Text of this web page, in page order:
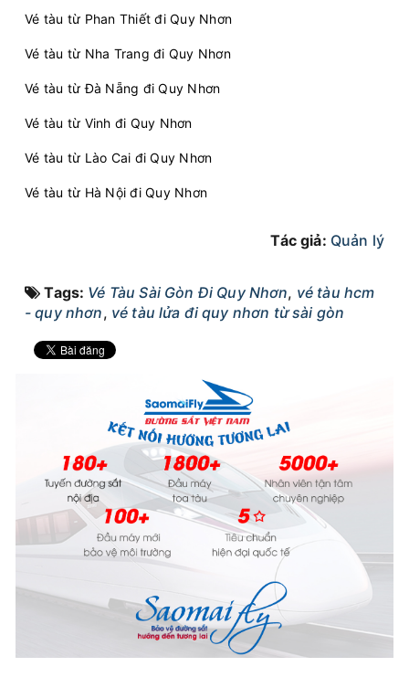
Vé tàu từ Phan Thiết đi Quy Nhơn
Vé tàu từ Nha Trang đi Quy Nhơn
Vé tàu từ Đà Nẵng đi Quy Nhơn
Vé tàu từ Vinh đi Quy Nhơn
Vé tàu từ Lào Cai đi Quy Nhơn
Vé tàu từ Hà Nội đi Quy Nhơn
Tác giả: Quản lý
Tags: Vé Tàu Sài Gòn Đi Quy Nhơn, vé tàu hcm
- quy nhơn, vé tàu lửa đi quy nhơn từ sài gòn